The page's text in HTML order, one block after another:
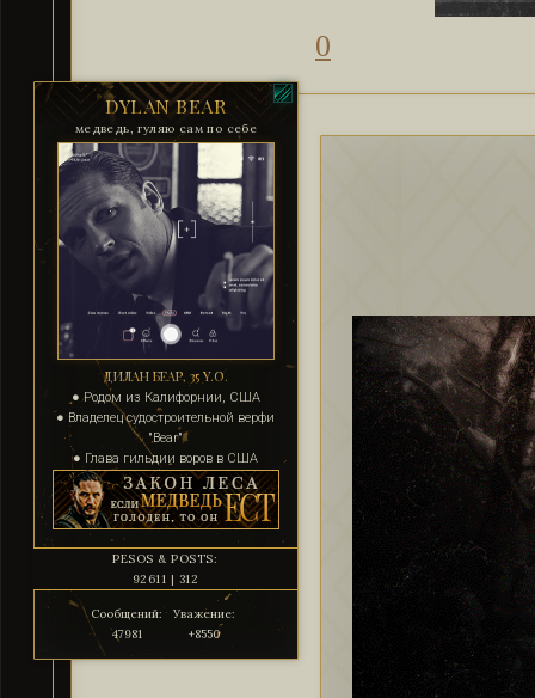
0
DYLAN BEAR
медведь, гуляю сам по себе
ДИЛАН БЕАР, 35 Y.O.
● Родом из Калифорнии, США
● Владелец судостроительной верфи
"Bear"
● Глава гильдии воров в США
PESOS & POSTS:
92611 | 312
Сообщений:
47981
Уважение:
+8550